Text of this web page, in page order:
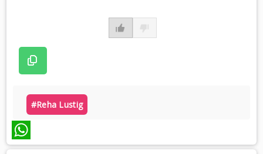
#reha Lustig
WhatsApp